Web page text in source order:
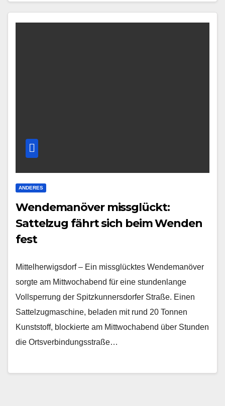
ANDERES
Wendemanöver missglückt:
Sattelzug fährt sich beim Wenden
fest
Mittelherwigsdorf – Ein missglücktes Wendemanöver
sorgte am Mittwochabend für eine stundenlange
Vollsperrung der Spitzkunnersdorfer Straße. Einen
Sattelzugmaschine, beladen mit rund 20 Tonnen
Kunststoff, blockierte am Mittwochabend über Stunden
die Ortsverbindungsstraße…